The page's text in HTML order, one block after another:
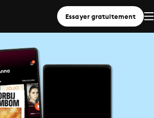
Essayer gratuitement